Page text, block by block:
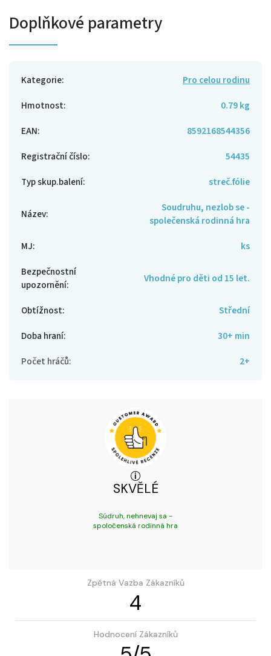
Doplňkové parametry
Kategorie:
Pro celou rodinu
Hmotnost:
0.79 kg
EAN:
8592168544356
Registrační číslo:
54435
Typ skup.balení: streč.fólie
Název:
Soudruhu, nezlob se -
společenská rodinná hra
MJ:
ks
Bezpečnostní
upozornění: Vhodné pro děti od 15 let.
Obtížnost:
Střední
Doba hraní:
30+ min
Počet hráčů: 2+
SKVĚLÉ
Súdruh, nehnevaj sa -
spoločenská rodinná hra
Zpětná Vazba Zákazníků
4
Hodnocení Zákazníků